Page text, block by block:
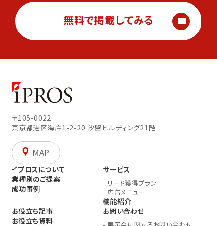
無料で掲載してみる
〒105-0022
東京都港区海岸1-2-20 汐留ビルディング21階
MAP
イプロスについて
業種別のご提案
成功事例
サービス
- リード獲得プラン
- 広告メニュー
機能紹介
お役立ち記事
お役立ち資料
お問い合わせ